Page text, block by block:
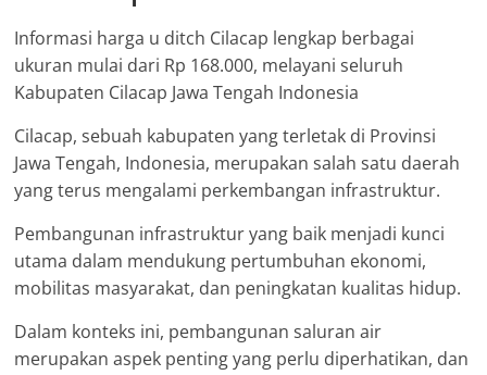
Informasi harga u ditch Cilacap lengkap berbagai
ukuran mulai dari Rp 168.000, melayani seluruh
Kabupaten Cilacap Jawa Tengah Indonesia
Cilacap, sebuah kabupaten yang terletak di Provinsi
Jawa Tengah, Indonesia, merupakan salah satu daerah
yang terus mengalami perkembangan infrastruktur.
Pembangunan infrastruktur yang baik menjadi kunci
utama dalam mendukung pertumbuhan ekonomi,
mobilitas masyarakat, dan peningkatan kualitas hidup.
Dalam konteks ini, pembangunan saluran air
merupakan aspek penting yang perlu diperhatikan, dan